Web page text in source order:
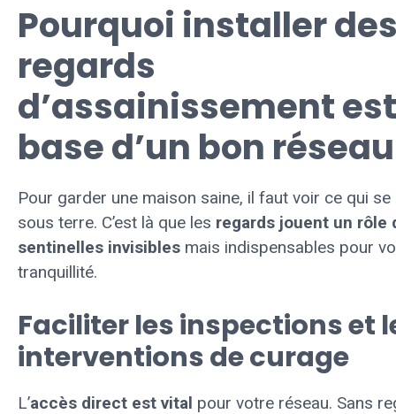
Pourquoi installer
regards
d’assainissement
base d’un bon réseau
Pour garder une maison saine, il faut voir ce qui se
sous terre. C’est là que les regards jouent un rôle
sentinelles invisibles mais indispensables pour
tranquillité.
Faciliter les inspections et
interventions de curage
L’accès direct est vital pour votre réseau. Sans